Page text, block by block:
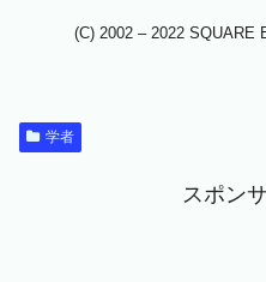
(C) 2002 – 2022 SQUARE
学者
スポン